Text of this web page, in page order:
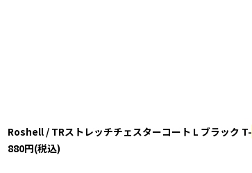
Roshell / TRストレッチチェスターコート L ブラック T-
880円(税込)